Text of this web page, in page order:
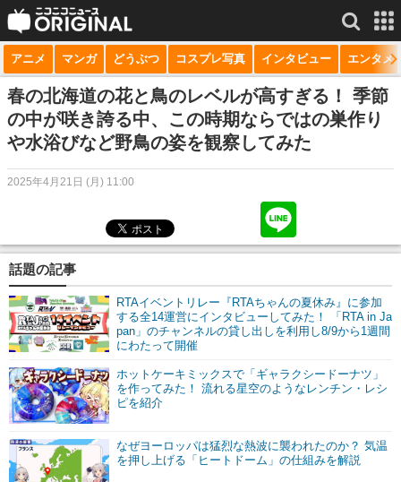
サービス一覧 もっと見る
niconico
動画
生放送
マンガ
ニコニコQ
アニメ マンガ どうぶつ コスプレ写真 インタビュー エンタメ
春の北海道の花と鳥のレベルが高すぎる！ 季節
の中が咲き誇る中、この時期ならではの巣作り
や水浴びなど野鳥の姿を観察してみた
2025年4月21日 (月) 11:00
話題の記事
RTAイベントリレー『RTAちゃんの夏休み』に参加
する全14運営にインタビューしてみた！ 「RTA in Ja
pan」のチャンネルの貸し出しを利用し8/9から1週間
にわたって開催
ホットケーキミックスで「ギャラクシードーナツ」
を作ってみた！ 流れる星空のようなレンチン・レシ
ピを紹介
なぜヨーロッパは猛烈な熱波に襲われたのか？ 気温
を押し上げる「ヒートドーム」の仕組みを解説